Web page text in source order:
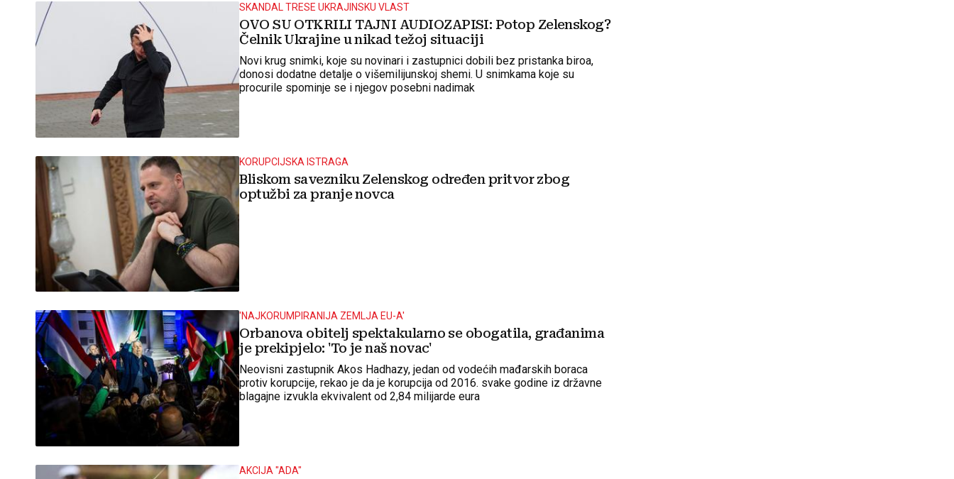
SKANDAL TRESE UKRAJINSKU VLAST
OVO SU OTKRILI TAJNI AUDIOZAPISI: Potop Zelenskog?
Čelnik Ukrajine u nikad težoj situaciji
Novi krug snimki, koje su novinari i zastupnici dobili bez pristanka biroa,
donosi dodatne detalje o višemilijunskoj shemi. U snimkama koje su
procurile spominje se i njegov posebni nadimak
KORUPCIJSKA ISTRAGA
Bliskom savezniku Zelenskog određen pritvor zbog
optužbi za pranje novca
'NAJKORUMPIRANIJA ZEMLJA EU-A'
Orbanova obitelj spektakularno se obogatila, građanima
je prekipjelo: 'To je naš novac'
Neovisni zastupnik Akos Hadhazy, jedan od vodećih mađarskih boraca
protiv korupcije, rekao je da je korupcija od 2016. svake godine iz državne
blagajne izvukla ekvivalent od 2,84 milijarde eura
AKCIJA "ADA"